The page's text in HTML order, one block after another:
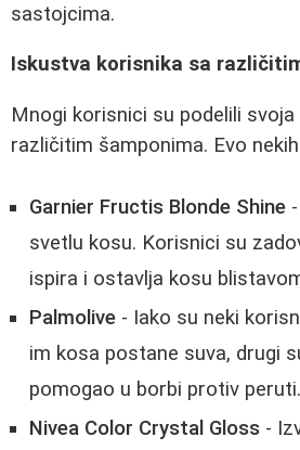
sastojcima.
Iskustva korisnika sa
Mnogi korisnici su podelili
različitim šamponima. Evo
Garnier Fructis Blonde Shine
svetlu kosu. Korisnici su
ispira i ostavlja kosu
Palmolive - Iako su neki
im kosa postane suva, drugi
pomogao u borbi protiv peruti.
Nivea Color Crystal Gloss -